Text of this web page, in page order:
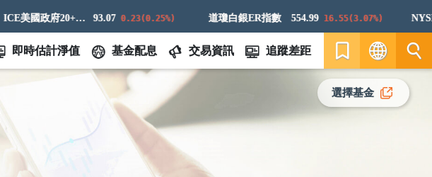
ICE美國政府20+年期債券指數 93.07 0.23(0.25%) 道瓊白銀ER指數 554.99 16.55(3.07%)
即時估計淨值 基金配息 交易資訊 追蹤差距
繁
選擇基金